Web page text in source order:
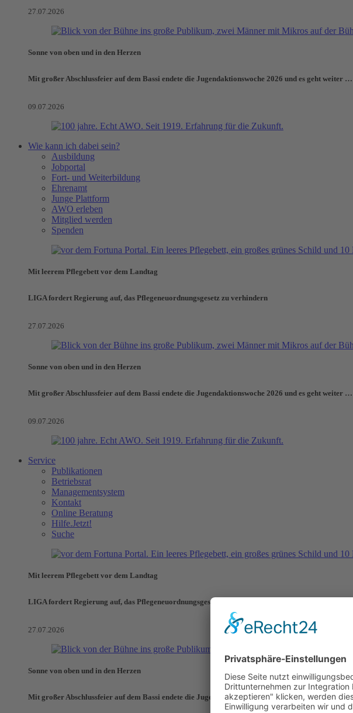
27.07.2026
Sonne von oben und in den Herzen
Mit großer Abschlussfeier auf dem Bassi endete die Jugendaktionswoche 2026 und es geht weiter …
09.07.2026
Wie kann ich dabei sein?
Ausbildung
Jobportal
Fort- und Weiterbildung
Ehrenamt
Junge Plattform
AWO erleben
Mitglied werden
Spenden
Mit leerem Pflegebett vor dem Landtag
LIGA fordert Regierung auf, das Pflegeneuordnungsgesetz zu verhindern
27.07.2026
Sonne von oben und in den Herzen
Mit großer Abschlussfeier auf dem Bassi endete die Jugendaktionswoche 2026 und es geht weiter …
09.07.2026
Service
Publikationen
Betriebsrat
Managementsystem
Kontakt
Online Beratung
Hilfe.Jetzt!
Suche
Mit leerem Pflegebett vor dem Landtag
LIGA fordert Regierung auf, das Pflegeneuordnungsgesetz zu verhindern
27.07.2026
Sonne von oben und in den Herzen
Mit großer Abschlussfeier auf dem Bassi endete die Jugendaktionswoche 2026 und es geht weiter …